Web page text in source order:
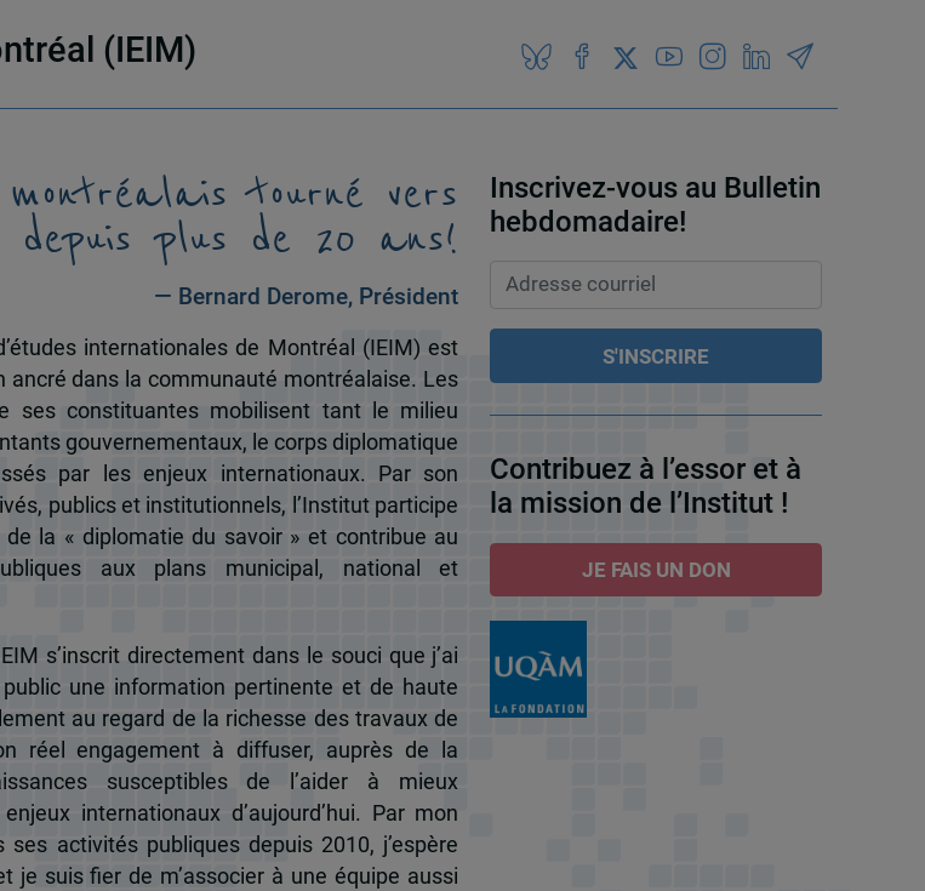
(IEIM)
tourné vers
depuis plus de 20 ans!
— Bernard Derome, Président
internationales de Montréal (IEIM) est
ancré dans la communauté montréalaise. Les
ses constituantes mobilisent tant le milieu
gouvernementaux, le corps diplomatique
par les enjeux internationaux. Par son
publics et institutionnels, l’Institut participe
la « diplomatie du savoir » et contribue au
aux plans municipal, national et
s’inscrit directement dans le souci que j’ai
une information pertinente et de haute
au regard de la richesse des travaux de
réel engagement à diffuser, auprès de la
susceptibles de l’aider à mieux
internationaux d’aujourd’hui. Par mon
activités publiques depuis 2010, j’espère
je suis fier de m’associer à une équipe aussi
Inscrivez-vous au Bulletin
hebdomadaire!
Contribuez à l’essor et à
la mission de l’Institut !
JE FAIS UN DON